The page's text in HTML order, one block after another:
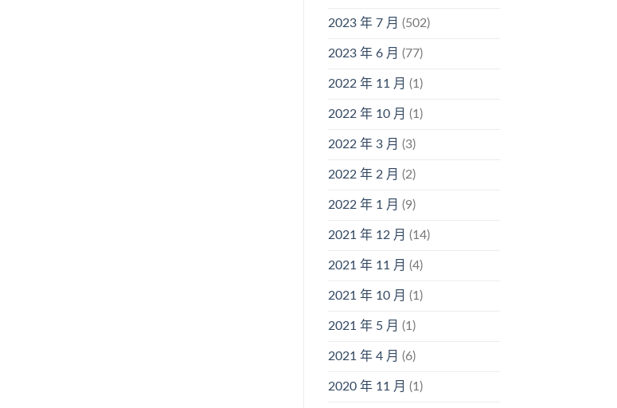
2023 年 7 月 (502)
2023 年 6 月 (77)
2022 年 11 月 (1)
2022 年 10 月 (1)
2022 年 3 月 (3)
2022 年 2 月 (2)
2022 年 1 月 (9)
2021 年 12 月 (14)
2021 年 11 月 (4)
2021 年 10 月 (1)
2021 年 5 月 (1)
2021 年 4 月 (6)
2020 年 11 月 (1)